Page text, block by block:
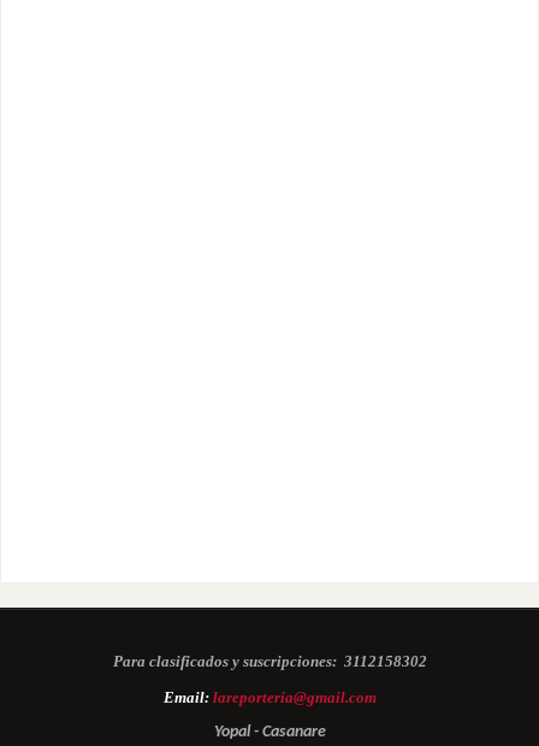
Para clasificados y suscripciones: 3112158302
Email: lareporteria@gmail.com
Yopal - Casanare